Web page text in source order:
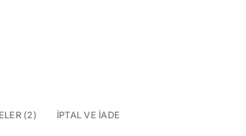
(2) İPTAL VE İADE